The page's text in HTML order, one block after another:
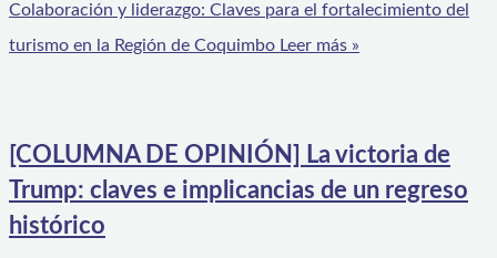
Colaboración y liderazgo: Claves para el fortalecimiento del
turismo en la Región de Coquimbo Leer más »
[COLUMNA DE OPINIÓN] La victoria de
Trump: claves e implicancias de un regreso
histórico